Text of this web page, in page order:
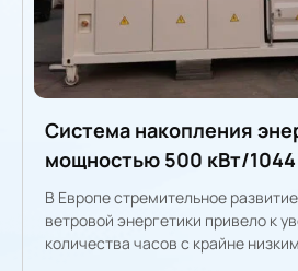
Система накопления
мощностью 500 кВт/1044
развернута в Европе для
возможностей
В Европе стремительное
ветровой энергетики привело к
количества часов с крайне